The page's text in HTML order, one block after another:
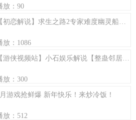
放：90
【初恋解说】求生之路2专家难度幽灵船的愉快旅程
放：1086
【游侠视频站】小石娱乐解说【整蛊邻居】第一期
放：300
游戏抢鲜爆 新年快乐！来炒冷饭！
放：512